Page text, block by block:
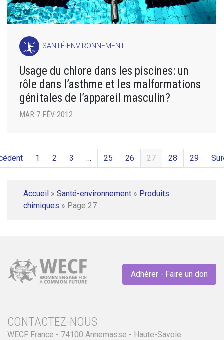
SANTÉ-ENVIRONNEMENT
Usage du chlore dans les piscines: un
rôle dans l’asthme et les malformations
génitales de l’appareil masculin?
MAR 7 FÉV 2012
1 2 3 … 25 26 27 28 29
Accueil » Santé-environnement » Produits
chimiques » Page 27
Adhérer - Faire un don
CONTACTEZ-NOUS
WECF France - 74100 Annemasse - Haute-Savoie